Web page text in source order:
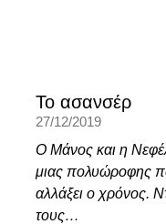
Το ασανσέρ
27/12/2019
Ο Μάνος και η
μιας πολυώροφης
αλλάξει ο χρόνος.
τους…